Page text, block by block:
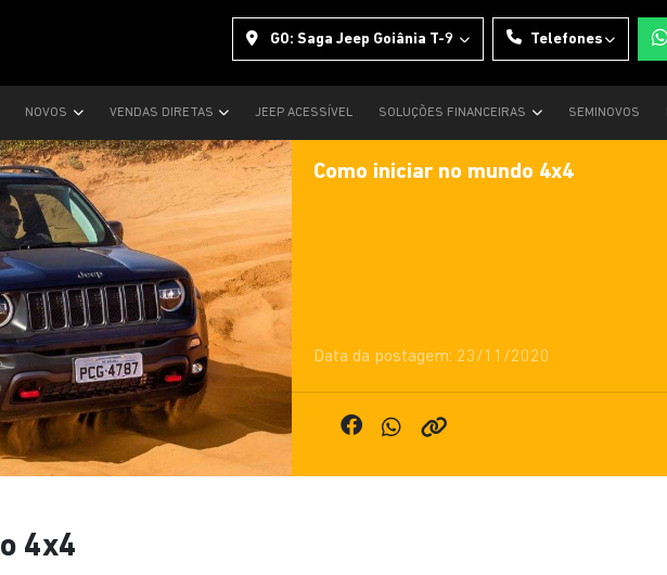
GO: Saga Jeep Goiânia T-9 Telefones
NOVOS VENDAS DIRETAS JEEP ACESSÍVEL SOLUÇÕES FINANCEIRAS SEMINOVOS
Como iniciar no mundo 4x4
Data da postagem: 23/11/2020
4x4